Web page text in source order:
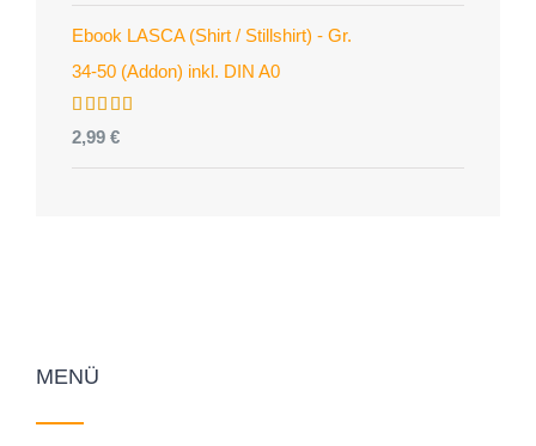
von 5
Ebook LASCA (Shirt / Stillshirt) - Gr.
34-50 (Addon) inkl. DIN A0
Bewertet
mit5.00
von 5
2,99 €
MENÜ